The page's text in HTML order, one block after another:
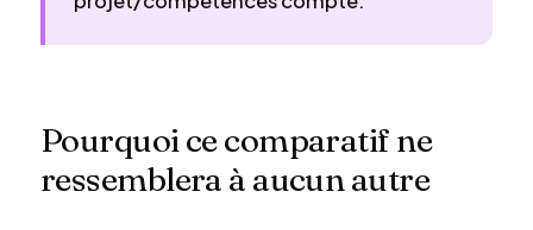
Pourquoi ce comparatif ne
ressemblera à aucun autre